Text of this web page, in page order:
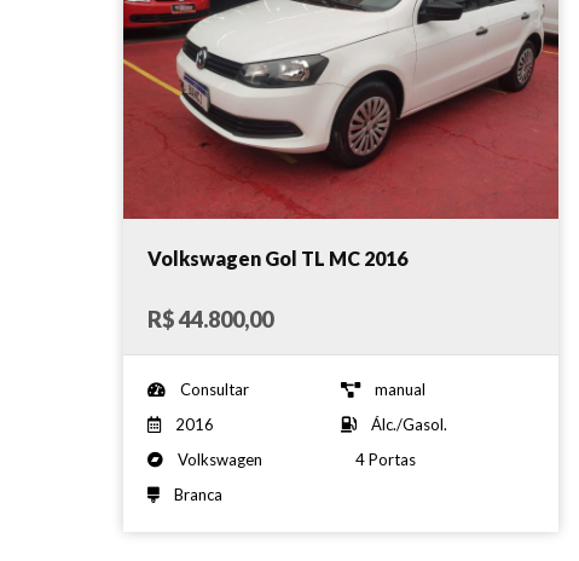
Volkswagen Gol TL MC 2016
R$ 44.800,00
Consultar
manual
2016
Álc./Gasol.
Volkswagen
4 Portas
Branca